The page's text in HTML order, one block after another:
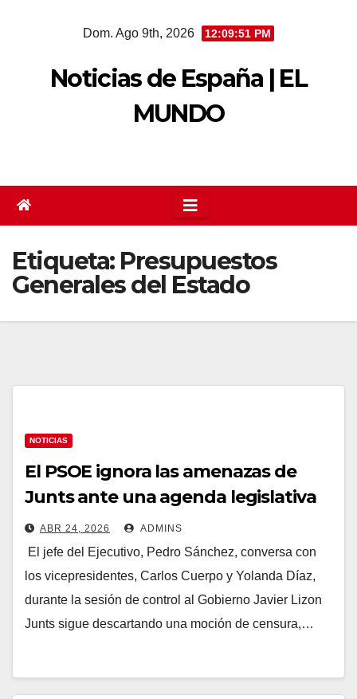
Dom. Ago 9th, 2026 12:09:51 PM
Noticias de España | EL
MUNDO
Etiqueta: Presupuestos
Generales del Estado
NOTICIAS
El PSOE ignora las amenazas de
Junts ante una agenda legislativa
en mínimos y sin fecha para los
Presupuestos: «Cero
preocupación»
ABR 24, 2026 ADMINS
El jefe del Ejecutivo, Pedro Sánchez, conversa con
los vicepresidentes, Carlos Cuerpo y Yolanda Díaz,
durante la sesión de control al Gobierno Javier Lizon
Junts sigue descartando una moción de censura,…